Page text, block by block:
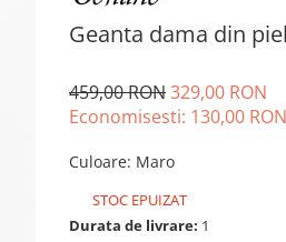
Geanta dama din
459,00 RON329,00 RON
Economisesti: 130,00 RON
Culoare: Maro
STOC EPUIZAT
Durata de livrare: 1